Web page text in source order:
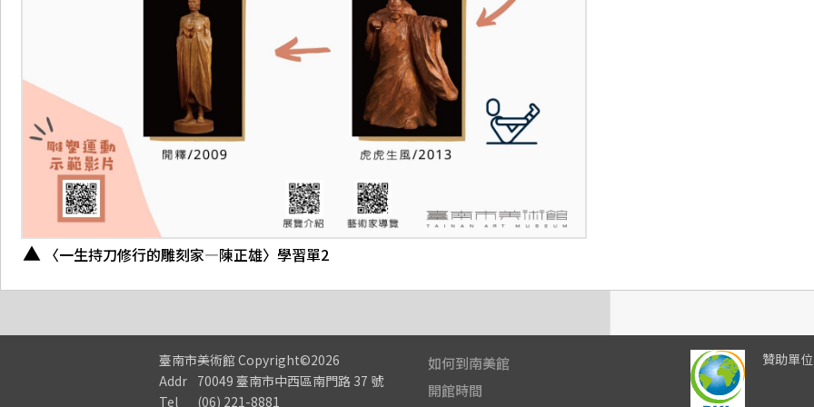
〈一生持刀修行的雕刻家—陳正雄〉學習單2
臺南市美術館Copyright©2026
Addr
70049 臺南市中西區南門路 37 號
Tel
(06) 221-8881
如何到南美館
開館時間
贊助單